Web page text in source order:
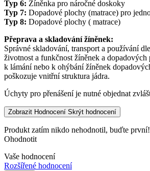
Typ 6: Žíněnka pro náročné doskoky
Typ 7: Dopadové plochy (matrace) pro
Typ 8: Dopadové plochy ( matrace)
Přeprava a skladování žíněnek:
Správné skladování, transport a používání
životnost a funkčnost žíněnek a dopadových
k lámání nebo k ohýbání žíněnek
poškozuje vnitřní struktura jádra.
Úchyty pro přenášení je nutné objednat
Zobrazit Hodnocení Skrýt hodnocení
Produkt zatím nikdo nehodnotil, buďte první!
Ohodnotit
Vaše hodnocení
Rozšířené hodnocení